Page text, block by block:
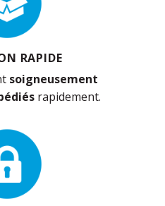
RAPIDE
soigneusement
rapidement.